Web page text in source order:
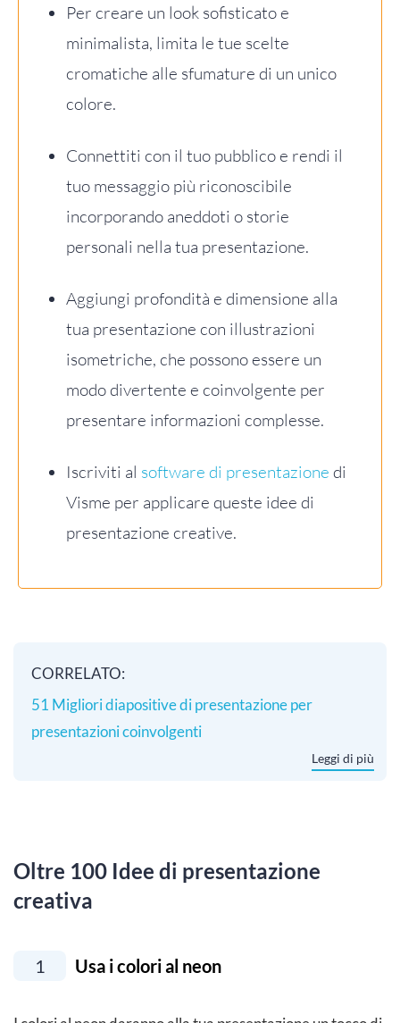
Per creare un look sofisticato e
minimalista, limita le tue scelte
cromatiche alle sfumature di un unico
colore.
Connettiti con il tuo pubblico e rendi il
tuo messaggio più riconoscibile
incorporando aneddoti o storie
personali nella tua presentazione.
Aggiungi profondità e dimensione alla
tua presentazione con illustrazioni
isometriche, che possono essere un
modo divertente e coinvolgente per
presentare informazioni complesse.
Iscriviti al software di presentazione di
Visme per applicare queste idee di
presentazione creative.
CORRELATO:
51 Migliori diapositive di presentazione per
presentazioni coinvolgenti
Leggi di più
Oltre 100 Idee di presentazione
creativa
1 Usa i colori al neon